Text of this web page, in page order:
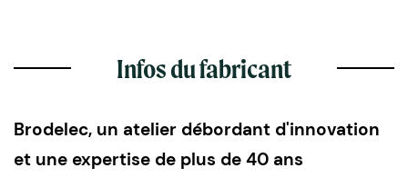
Infos du fabricant
Brodelec, un atelier débordant d'innovation
et une expertise de plus de 40 ans